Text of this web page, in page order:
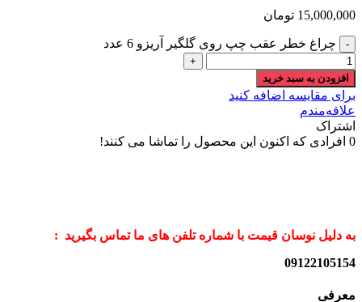
15,000,000 تومان
چراغ خطر عقب چپ روی گلگیر آریزو 6 عدد
افزودن به سبد خرید
برای مقایسه اضافه کنید
علاقه‌مندم
اشتراک
0 افرادی که اکنون این محصول را تماشا می کنند!
به دلیل نوسان قیمت با شماره تلفن های ما تماس بگیرید :
09122105154
معرفی